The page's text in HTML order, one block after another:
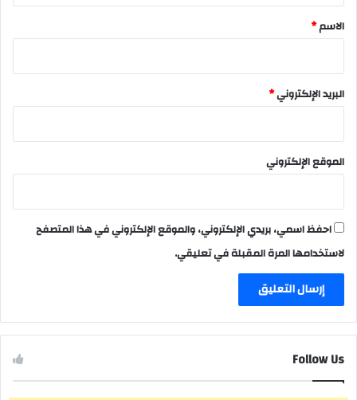
*
الاسم*
البريد الإلكتروني*
الموقع الإلكتروني
احفظ اسمي، بريدي الإلكتروني، والموقع الإلكتروني في هذا المتصفح
لاستخدامها المرة المقبلة في تعليقي.
Follow Us